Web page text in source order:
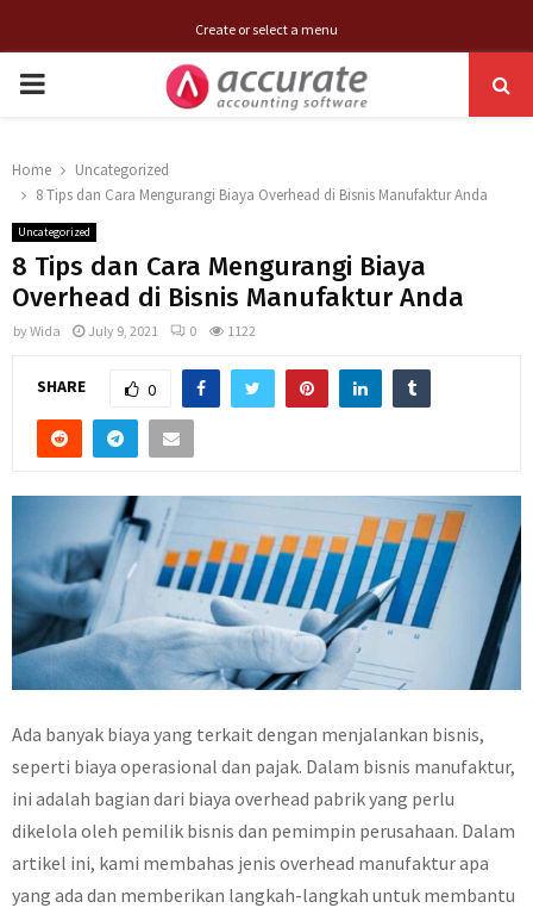
Create or select a menu
PRIMARY
Home
Uncategorized
8 Tips dan Cara Mengurangi Biaya Overhead di Bisnis Manufaktur Anda
Uncategorized
8 Tips dan Cara Mengurangi Biaya
Overhead di Bisnis Manufaktur Anda
byWida July 9, 2021 0 1122
SHARE 0
Ada banyak biaya yang terkait dengan menjalankan bisnis,
seperti biaya operasional dan pajak. Dalam bisnis manufaktur,
ini adalah bagian dari biaya overhead pabrik yang perlu
dikelola oleh pemilik bisnis dan pemimpin perusahaan. Dalam
artikel ini, kami membahas jenis overhead manufaktur apa
yang ada dan memberikan langkah-langkah untuk membantu